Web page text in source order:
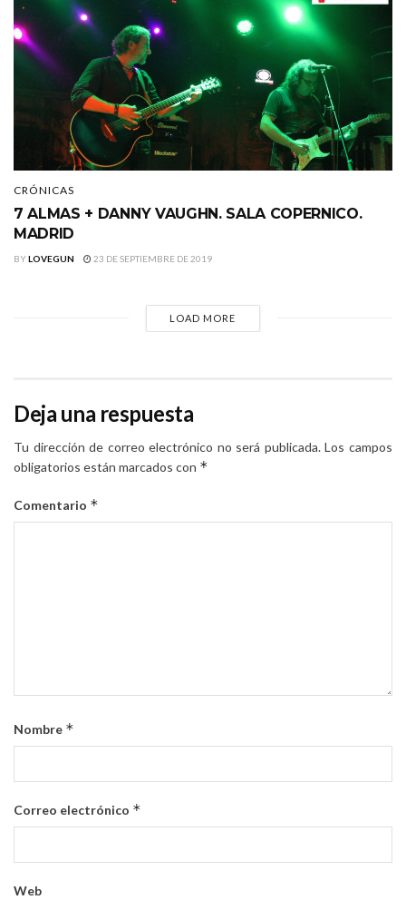
CRÓNICAS
7 ALMAS + DANNY VAUGHN. SALA COPERNICO.
MADRID
BYLOVEGUN 23 DE SEPTIEMBRE DE 2019
LOAD MORE
Deja una respuesta
Tu dirección de correo electrónico no será publicada. Los campos
obligatorios están marcados con *
Comentario *
Nombre *
Correo electrónico *
Web